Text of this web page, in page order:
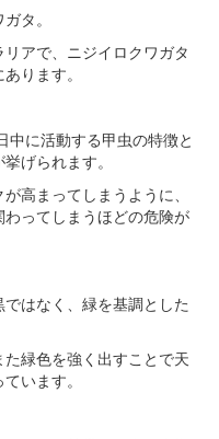
タ。
アで、ニジイロクワガタ
ります。
中に活動する甲虫の特徴と
げられます。
高まってしまうように、
ってしまうほどの危険が
はなく、緑を基調とした
緑色を強く出すことで天
います。